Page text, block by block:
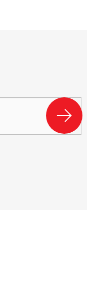
PŘIHLÁSIT
SE